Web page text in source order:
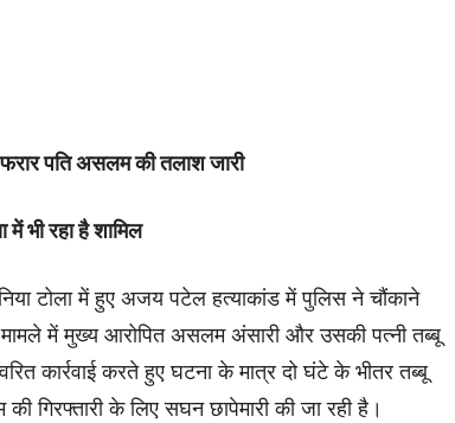
पति असलम की तलाश जारी
भी रहा है शामिल
टोला में हुए अजय पटेल हत्याकांड में पुलिस ने चौंकाने
में मुख्य आरोपित असलम अंसारी और उसकी पत्नी तब्बू
कार्रवाई करते हुए घटना के मात्र दो घंटे के भीतर तब्बू
गिरफ्तारी के लिए सघन छापेमारी की जा रही है।